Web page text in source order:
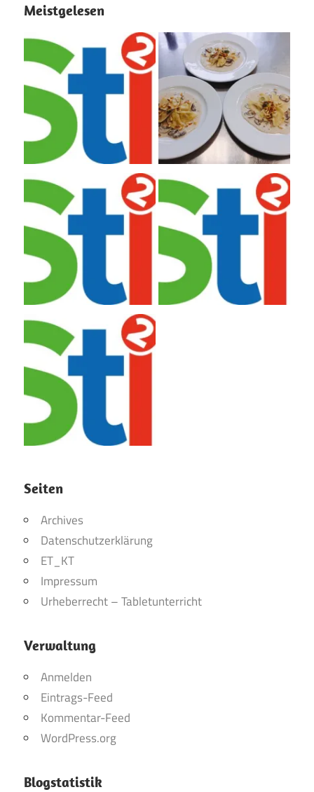
Meistgelesen
Seiten
Archives
Datenschutzerklärung
ET_KT
Impressum
Urheberrecht – Tabletunterricht
Verwaltung
Anmelden
Eintrags-Feed
Kommentar-Feed
WordPress.org
Blogstatistik